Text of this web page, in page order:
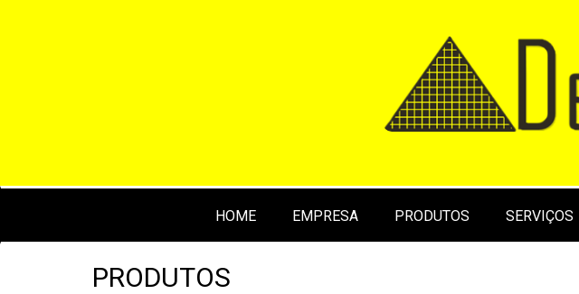
HOME EMPRESA PRODUTOS SERVIÇOS
PRODUTOS